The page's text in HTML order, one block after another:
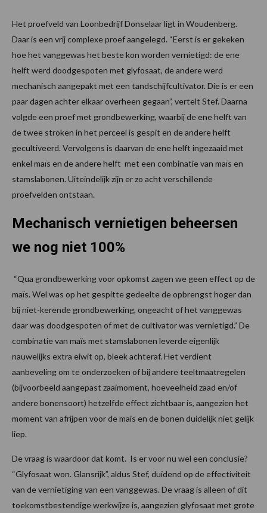
Het proefveld van Loonbedrijf Donselaar ligt in Woudenberg.
Daar is een vrij complexe proef aangelegd. “Eerst is er gekeken
hoe het vanggewas het beste kon worden vernietigd: de ene
helft werd doodgespoten met glyfosaat, de andere werd
mechanisch aangepakt met een tandschijfcultivator. Die is er een
paar dagen achter elkaar overheen gegaan”, vertelt Stef. Daarna
volgde een proef met grondbewerking, waarbij de ene helft van
de twee stroken in het perceel is gespit en de andere helft
gecultiveerd. Vervolgens is daarvan de ene helft ingezaaid met
enkel maïs en de andere helft met een combinatie van maïs en
stamslabonen. Uiteindelijk zijn er zo acht verschillende
proefvelden ontstaan.
Mechanisch vernietigen beheersen
we nog niet 100%
“Qua grondbewerking voor opkomst zagen we geen effect op de
maïs. Wel was op het gespitte gedeelte de opbrengst hoger dan
bij niet-kerende grondbewerking, ongeacht of het vanggewas
daar was doodgespoten of met de cultivator was vernietigd.” De
combinatie van maïs met stamslabonen leverde eigenlijk
nauwelijks extra eiwit op, bleek achteraf. Het verdient
aanbeveling om te onderzoeken of bij andere teeltmaatregelen
(bijvoorbeeld aangepast zaaimoment, hoeveelheid zaad en/of
andere bonensoort) hetzelfde effect zichtbaar is, aangezien het
moment van afrijpen voor de mais en de bonen duidelijk niet gelijk
liep.
De vraag is waardoor dat komt. Is er voor nu wel een conclusie?
“Glyfosaat won. Glansrijk”, aldus Stef, duidend op de effectiviteit
van de vernietiging van een vanggewas. De vraag is alleen of dit
toekomstbestendige werkwijze is, aangezien glyfosaat met grote